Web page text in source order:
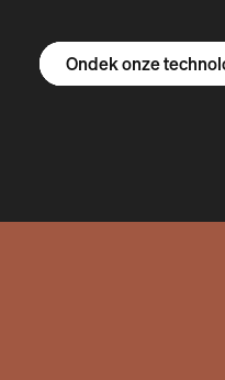
Ontdek de R1S
Ontdek de R1T
Ontdek de
Ondek onze